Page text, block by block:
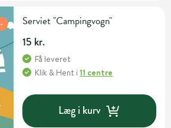
Serviet "Campingvogn"
15 kr.
Få leveret
Klik & Hent i11 centre
Læg i kurv